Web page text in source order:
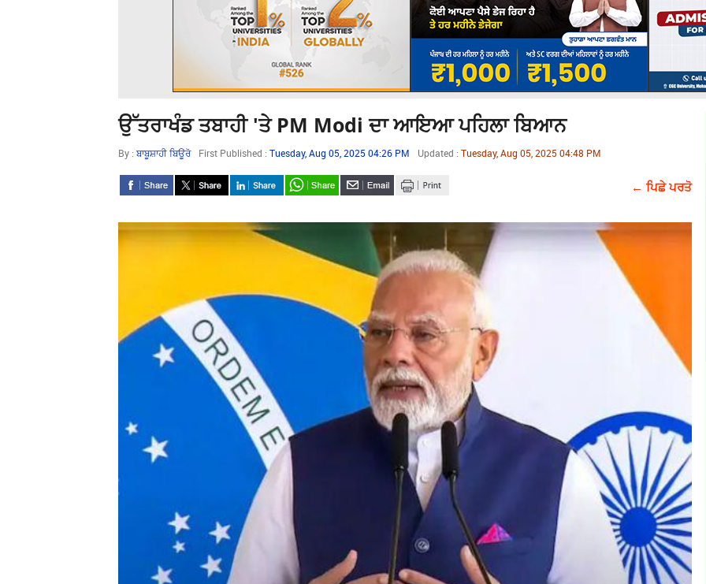
ਉੱਤਰਾਖੰਡ ਤਬਾਹੀ 'ਤੇ PM Modi ਦਾ ਆਇਆ ਪਹਿਲਾ ਬਿਆਨ
By : ਬਾਬੂਸ਼ਾਹੀ ਬਿਊਰੋ First Published : Tuesday, Aug 05, 2025 04:26 PM Updated : Tuesday, Aug 05, 2025 04:48 PM
← ਪਿਛੇ ਪਰਤੋ